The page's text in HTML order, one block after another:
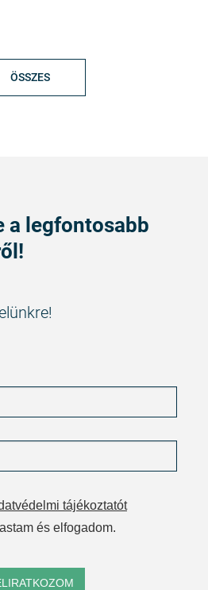
ÖSSZES
a legfontosabb
tájékoztatót
és elfogadom.